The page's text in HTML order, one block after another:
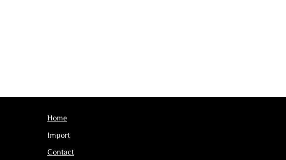
Home
Import
Contact